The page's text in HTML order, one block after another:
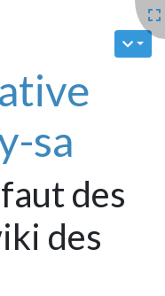
sa
des
des